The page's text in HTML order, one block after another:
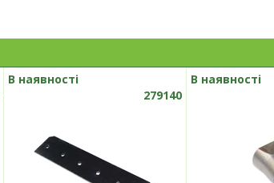
В наявності
279140
В наявності